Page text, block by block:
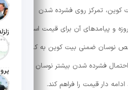
تاریخ
تاریخ
تاریخ
کوین، تمرکز روی فشرده شدن
شاخص نوسان ضمنی ۳۰ روزه و پیامدهای آن برای قیمت اسپات
نوسان ضمنی بیت کوین به کاهش
فشرده شدن بیشتر نوسان اشاره
دار قیمت را فراهم کند.